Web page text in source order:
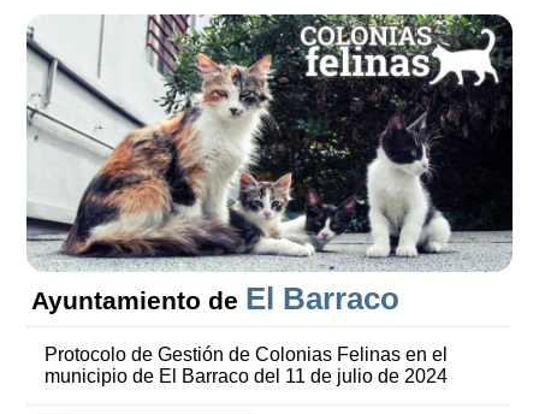
Ayuntamiento de El Barraco
Protocolo de Gestión de Colonias Felinas en el
municipio de El Barraco del 11 de julio de 2024